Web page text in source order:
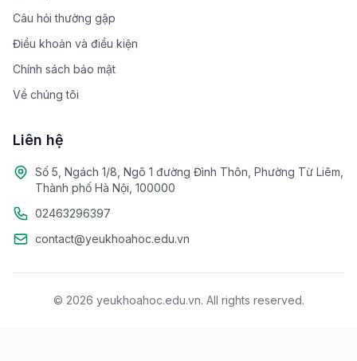
Câu hỏi thường gặp
Điều khoản và điều kiện
Chính sách bảo mật
Về chúng tôi
Liên hệ
Số 5, Ngách 1/8, Ngõ 1 đường Đình Thôn, Phường Từ Liêm,
Thành phố Hà Nội, 100000
02463296397
contact@yeukhoahoc.edu.vn
© 2026 yeukhoahoc.edu.vn. All rights reserved.